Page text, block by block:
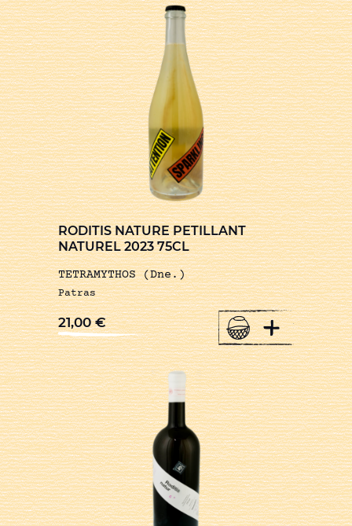
RODITIS NATURE PETILLANT
NATUREL 2023 75CL
TETRAMYTHOS (Dne.)
Patras
21,00€ +